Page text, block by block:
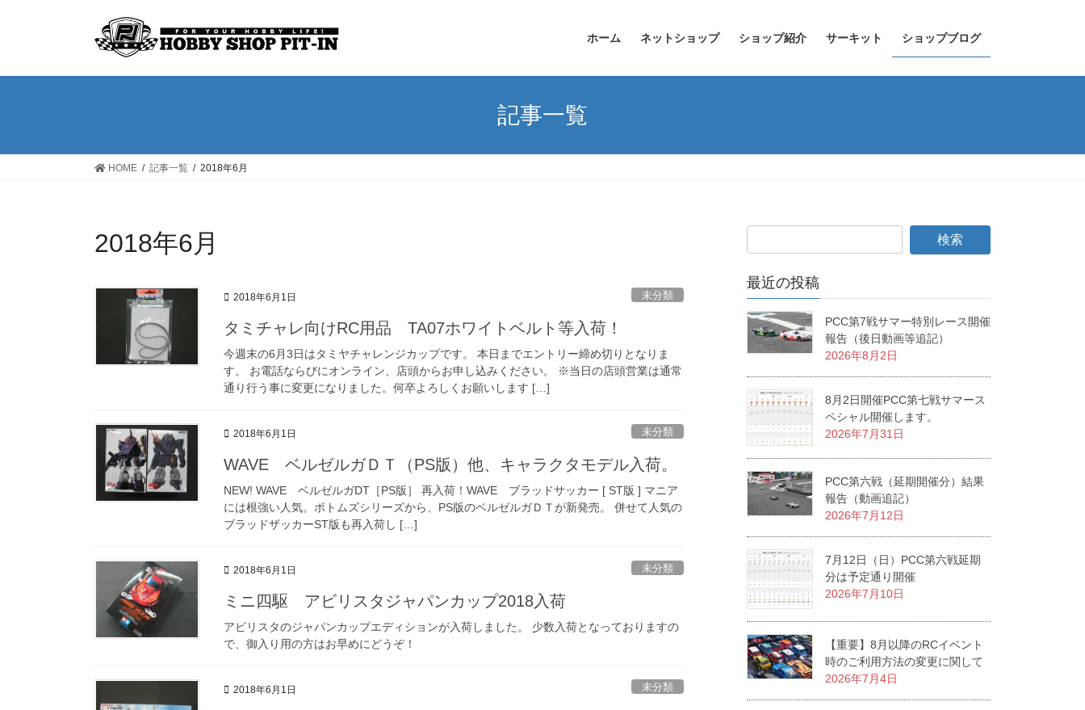
ホーム ネットショップ ショップ紹介 サーキット ショップブログ
記事一覧
HOME 記事一覧 2018年6月
2018年6月
2018年6月1日 未分類
タミチャレ向けRC用品 TA07ホワイトベルト等入荷！
今週末の6月3日はタミヤチャレンジカップです。 本日までエントリー締め切りとなりま
す。 お電話ならびにオンライン、店頭からお申し込みください。 ※当日の店頭営業は通常
通り行う事に変更になりました。何卒よろしくお願いします […]
2018年6月1日 未分類
WAVE ベルゼルガＤＴ（PS版）他、キャラクタモデル入荷。
NEW! WAVE ベルゼルガDT［PS版］ 再入荷！WAVE ブラッドサッカー [ ST版 ] マニア
には根強い人気。ボトムズシリーズから、PS版のベルゼルガＤＴが新発売。 併せて人気の
ブラッドザッカーST版も再入荷し […]
2018年6月1日 未分類
ミニ四駆 アビリスタジャパンカップ2018入荷
アビリスタのジャパンカップエディションが入荷しました。 少数入荷となっておりますの
で、御入り用の方はお早めにどうぞ！
2018年6月1日 未分類
最近の投稿
PCC第7戦サマー特別レース開催
報告（後日動画等追記）
2026年8月2日
8月2日開催PCC第七戦サマース
ペシャル開催します。
2026年7月31日
PCC第六戦（延期開催分）結果
報告（動画追記）
2026年7月12日
7月12日（日）PCC第六戦延期
分は予定通り開催
2026年7月10日
【重要】8月以降のRCイベント
時のご利用方法の変更に関して
2026年7月4日